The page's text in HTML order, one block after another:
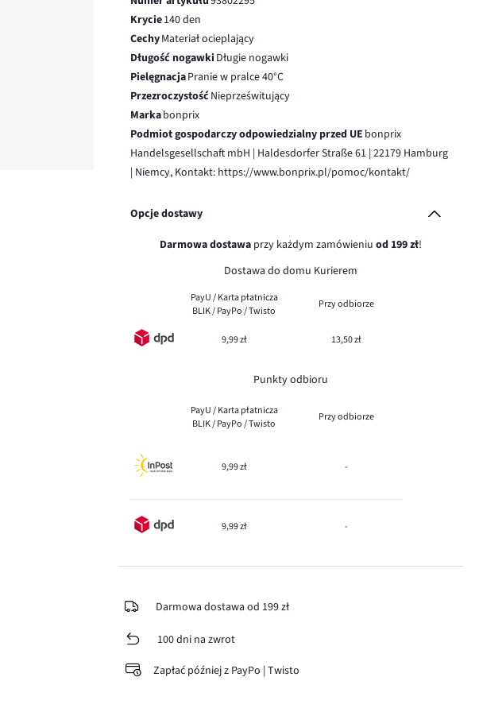
Krycie140 den
CechyMateriał ocieplający
Długość nogawki Długie nogawki
PielęgnacjaPranie w pralce 40°C
PrzezroczystośćNieprześwitujący
Markabonprix
Podmiot gospodarczy odpowiedzialny przed UE bonprix
Handelsgesellschaft mbH | Haldesdorfer Straße 61 | 22179 Hamburg
| Niemcy, Kontakt: https://www.bonprix.pl/pomoc/kontakt/
Opcje dostawy
Darmowa dostawaprzy każdym zamówieniu od 199 zł!
Dostawa do domu Kurierem
PayU / Karta płatnicza
BLIK / PayPo / Twisto
Przy odbiorze
9,99 zł 13,50 zł
Punkty odbioru
PayU / Karta płatnicza
BLIK / PayPo / Twisto
Przy odbiorze
9,99 zł -
9,99 zł -
Darmowa dostawa od 199 zł
100 dni na zwrot
Zapłać później z PayPo | Twisto